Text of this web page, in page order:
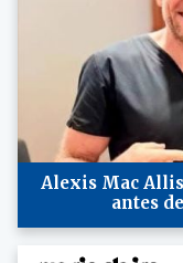
Alexis Mac
antes